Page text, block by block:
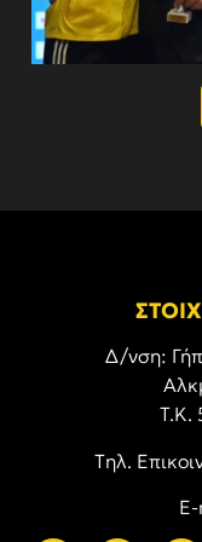
Δ/νση:
Τ.Κ.
Tηλ.